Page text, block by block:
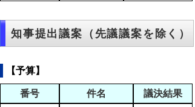
知事提出議案（先議議案を除く）
【予算】
番号 件名 議決結果